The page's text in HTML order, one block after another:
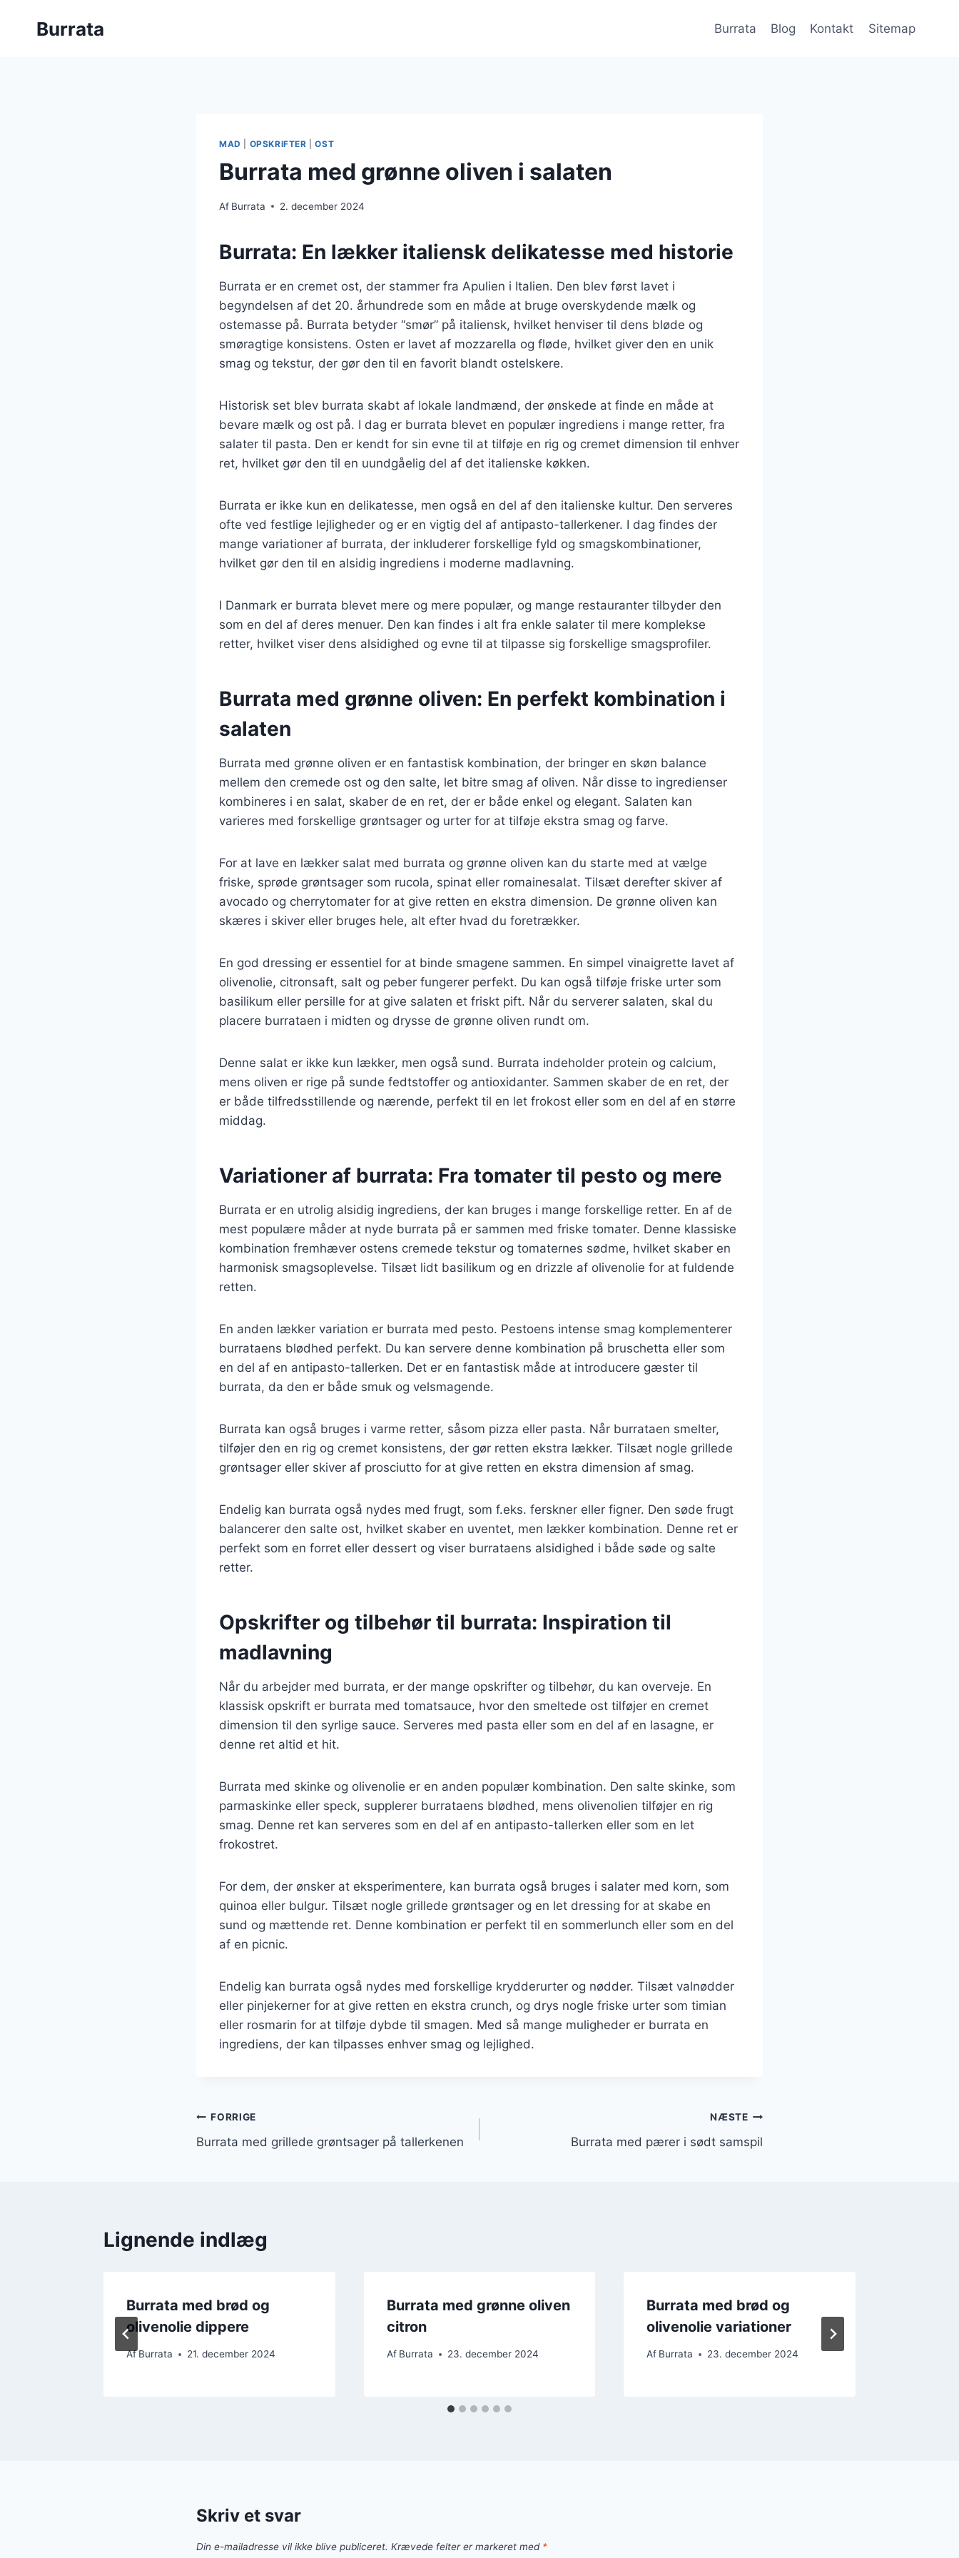
Burrata Burrata Blog Kontakt Sitemap
MAD OPSKRIFTER |OST
Burrata med grønne oliven i salaten
Af Burrata 2. december 2024
Burrata: En lækker italiensk delikatesse med historie
Burrata er en cremet ost, der stammer fra Apulien i Italien. Den blev først lavet i
begyndelsen af det 20. århundrede som en måde at bruge overskydende mælk og
ostemasse på. Burrata betyder “smør” på italiensk, hvilket henviser til dens bløde og
smøragtige konsistens. Osten er lavet af mozzarella og fløde, hvilket giver den en unik
smag og tekstur, der gør den til en favorit blandt ostelskere.
Historisk set blev burrata skabt af lokale landmænd, der ønskede at finde en måde at
bevare mælk og ost på. I dag er burrata blevet en populær ingrediens i mange retter, fra
salater til pasta. Den er kendt for sin evne til at tilføje en rig og cremet dimension til enhver
ret, hvilket gør den til en uundgåelig del af det italienske køkken.
Burrata er ikke kun en delikatesse, men også en del af den italienske kultur. Den serveres
ofte ved festlige lejligheder og er en vigtig del af antipasto-tallerkener. I dag findes der
mange variationer af burrata, der inkluderer forskellige fyld og smagskombinationer,
hvilket gør den til en alsidig ingrediens i moderne madlavning.
I Danmark er burrata blevet mere og mere populær, og mange restauranter tilbyder den
som en del af deres menuer. Den kan findes i alt fra enkle salater til mere komplekse
retter, hvilket viser dens alsidighed og evne til at tilpasse sig forskellige smagsprofiler.
Burrata med grønne oliven: En perfekt kombination i
salaten
Burrata med grønne oliven er en fantastisk kombination, der bringer en skøn balance
mellem den cremede ost og den salte, let bitre smag af oliven. Når disse to ingredienser
kombineres i en salat, skaber de en ret, der er både enkel og elegant. Salaten kan
varieres med forskellige grøntsager og urter for at tilføje ekstra smag og farve.
For at lave en lækker salat med burrata og grønne oliven kan du starte med at vælge
friske, sprøde grøntsager som rucola, spinat eller romainesalat. Tilsæt derefter skiver af
avocado og cherrytomater for at give retten en ekstra dimension. De grønne oliven kan
skæres i skiver eller bruges hele, alt efter hvad du foretrækker.
En god dressing er essentiel for at binde smagene sammen. En simpel vinaigrette lavet af
olivenolie, citronsaft, salt og peber fungerer perfekt. Du kan også tilføje friske urter som
basilikum eller persille for at give salaten et friskt pift. Når du serverer salaten, skal du
placere burrataen i midten og drysse de grønne oliven rundt om.
Denne salat er ikke kun lækker, men også sund. Burrata indeholder protein og calcium,
mens oliven er rige på sunde fedtstoffer og antioxidanter. Sammen skaber de en ret, der
er både tilfredsstillende og nærende, perfekt til en let frokost eller som en del af en større
middag.
Variationer af burrata: Fra tomater til pesto og mere
Burrata er en utrolig alsidig ingrediens, der kan bruges i mange forskellige retter. En af de
mest populære måder at nyde burrata på er sammen med friske tomater. Denne klassiske
kombination fremhæver ostens cremede tekstur og tomaternes sødme, hvilket skaber en
harmonisk smagsoplevelse. Tilsæt lidt basilikum og en drizzle af olivenolie for at fuldende
retten.
En anden lækker variation er burrata med pesto. Pestoens intense smag komplementerer
burrataens blødhed perfekt. Du kan servere denne kombination på bruschetta eller som
en del af en antipasto-tallerken. Det er en fantastisk måde at introducere gæster til
burrata, da den er både smuk og velsmagende.
Burrata kan også bruges i varme retter, såsom pizza eller pasta. Når burrataen smelter,
tilføjer den en rig og cremet konsistens, der gør retten ekstra lækker. Tilsæt nogle grillede
grøntsager eller skiver af prosciutto for at give retten en ekstra dimension af smag.
Endelig kan burrata også nydes med frugt, som f.eks. ferskner eller figner. Den søde frugt
balancerer den salte ost, hvilket skaber en uventet, men lækker kombination. Denne ret er
perfekt som en forret eller dessert og viser burrataens alsidighed i både søde og salte
retter.
Opskrifter og tilbehør til burrata: Inspiration til
madlavning
Når du arbejder med burrata, er der mange opskrifter og tilbehør, du kan overveje. En
klassisk opskrift er burrata med tomatsauce, hvor den smeltede ost tilføjer en cremet
dimension til den syrlige sauce. Serveres med pasta eller som en del af en lasagne, er
denne ret altid et hit.
Burrata med skinke og olivenolie er en anden populær kombination. Den salte skinke, som
parmaskinke eller speck, supplerer burrataens blødhed, mens olivenolien tilføjer en rig
smag. Denne ret kan serveres som en del af en antipasto-tallerken eller som en let
frokostret.
For dem, der ønsker at eksperimentere, kan burrata også bruges i salater med korn, som
quinoa eller bulgur. Tilsæt nogle grillede grøntsager og en let dressing for at skabe en
sund og mættende ret. Denne kombination er perfekt til en sommerlunch eller som en del
af en picnic.
Endelig kan burrata også nydes med forskellige krydderurter og nødder. Tilsæt valnødder
eller pinjekerner for at give retten en ekstra crunch, og drys nogle friske urter som timian
eller rosmarin for at tilføje dybde til smagen. Med så mange muligheder er burrata en
ingrediens, der kan tilpasses enhver smag og lejlighed.
Indlægsnavigation
FORRIGE
Burrata med grillede grøntsager på tallerkenen
NÆSTE
Burrata med pærer i sødt samspil
Lignende indlæg
Burrata med brød og
olivenolie dippere
Af Burrata 21. december 2024
Burrata med grønne oliven
citron
Af Burrata 23. december 2024
Burrata med brød og
olivenolie variationer
Af Burrata 23. december 2024
Skriv et svar
Din e-mailadresse vil ikke blive publiceret. Krævede felter er markeret med *